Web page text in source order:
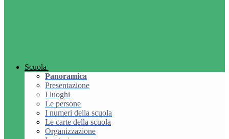
Scuola
Panoramica
Presentazione
I luoghi
Le persone
I numeri della scuola
Le carte della scuola
Organizzazione